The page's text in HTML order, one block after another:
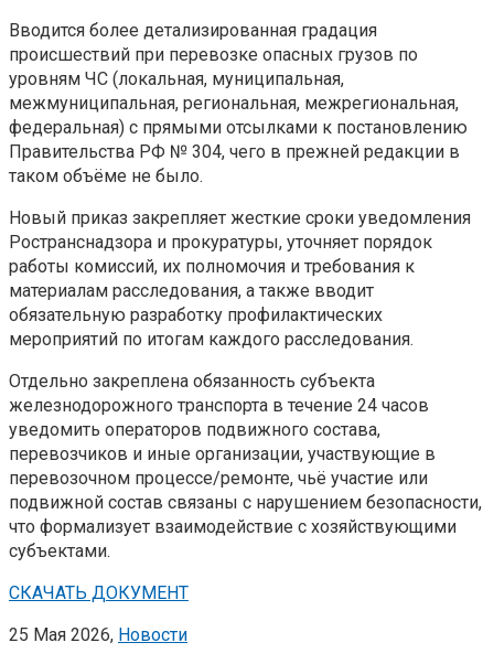
Вводится более детализированная градация
происшествий при перевозке опасных грузов по
уровням ЧС (локальная, муниципальная,
межмуниципальная, региональная, межрегиональная,
федеральная) с прямыми отсылками к постановлению
Правительства РФ № 304, чего в прежней редакции в
таком объёме не было.
Новый приказ закрепляет жесткие сроки уведомления
Ространснадзора и прокуратуры, уточняет порядок
работы комиссий, их полномочия и требования к
материалам расследования, а также вводит
обязательную разработку профилактических
мероприятий по итогам каждого расследования.
Отдельно закреплена обязанность субъекта
железнодорожного транспорта в течение 24 часов
уведомить операторов подвижного состава,
перевозчиков и иные организации, участвующие в
перевозочном процессе/ремонте, чьё участие или
подвижной состав связаны с нарушением безопасности,
что формализует взаимодействие с хозяйствующими
субъектами.
СКАЧАТЬ ДОКУМЕНТ
25 Мая 2026, Новости